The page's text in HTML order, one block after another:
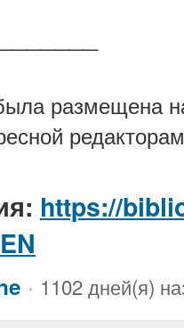
размещена
https://
· 1102 дней(я)